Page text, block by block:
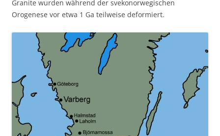
Granite wurden während der svekonorwegischen
Orogenese vor etwa 1 Ga teilweise deformiert.